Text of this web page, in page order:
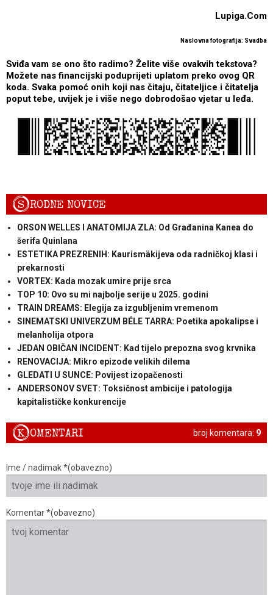
Lupiga.Com
Naslovna fotografija: Svadba
Sviđa vam se ono što radimo? Želite više ovakvih tekstova?
Možete nas financijski poduprijeti uplatom preko ovog QR
koda. Svaka pomoć onih koji nas čitaju, čitateljice i čitatelja
poput tebe, uvijek je i više nego dobrodošao vjetar u leđa.
SRODNE NOVICE
ORSON WELLES I ANATOMIJA ZLA: Od Građanina Kanea do
šerifa Quinlana
ESTETIKA PREZRENIH: Kaurismäkijeva oda radničkoj klasi i
prekarnosti
VORTEX: Kada mozak umire prije srca
TOP 10: Ovo su mi najbolje serije u 2025. godini
TRAIN DREAMS: Elegija za izgubljenim vremenom
SINEMATSKI UNIVERZUM BÉLE TARRA: Poetika apokalipse i
melanholija otpora
JEDAN OBIČAN INCIDENT: Kad tijelo prepozna svog krvnika
RENOVACIJA: Mikro epizode velikih dilema
GLEDATI U SUNCE: Povijest izopačenosti
ANDERSONOV SVET: Toksičnost ambicije i patologija
kapitalističke konkurencije
broj komentara: 9
KOMENTARI
Ime / nadimak *(obavezno)
Komentar *(obavezno)